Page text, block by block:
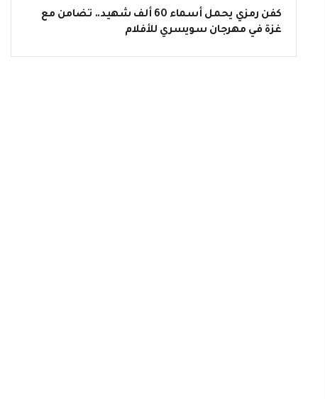
كفن رمزي يحمل أسماء 60 ألف شهيد.. تضامن مع
غزة في مهرجان سويسري للأفلام